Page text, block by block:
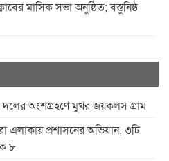
মাসিক সভা অনুষ্ঠিত; বস্তুনিষ্ঠ
দলের অংশগ্রহণে মুখর জয়কলস গ্রাম
এলাকায় প্রশাসনের অভিযান, ৩টি
৮